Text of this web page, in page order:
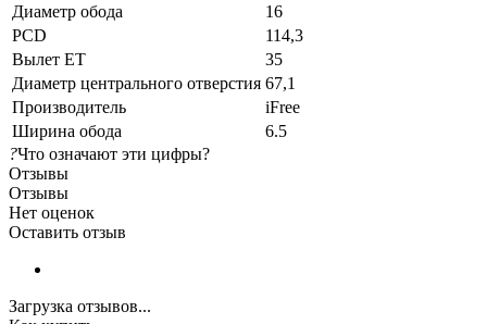
Диаметр обода
16
PCD
114,3
Вылет ET
35
Диаметр центрального отверстия 67,1
Производитель
iFree
Ширина обода
6.5
?Что означают эти цифры?
Отзывы
Отзывы
Нет оценок
Оставить отзыв
Загрузка отзывов...